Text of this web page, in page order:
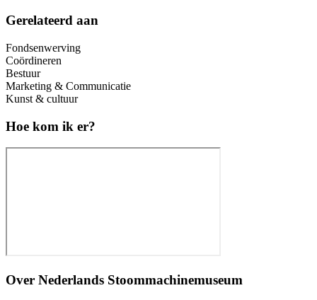
Gerelateerd aan
Fondsenwerving
Coördineren
Bestuur
Marketing & Communicatie
Kunst & cultuur
Hoe kom ik er?
Over Nederlands Stoommachinemuseum